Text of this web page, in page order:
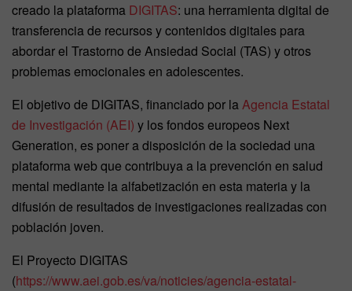
creado la plataforma DIGITAS: una herramienta digital de
transferencia de recursos y contenidos digitales para
abordar el Trastorno de Ansiedad Social (TAS) y otros
problemas emocionales en adolescentes.
El objetivo de DIGITAS, financiado por laAgencia Estatal
de Investigación (AEI) y los fondos europeos Next
Generation, es poner a disposición de la sociedad una
plataforma web que contribuya a la prevención en salud
mental mediante la alfabetización en esta materia y la
difusión de resultados de investigaciones realizadas con
población joven.
El Proyecto DIGITAS
(https://www.aei.gob.es/va/noticies/agencia-estatal-